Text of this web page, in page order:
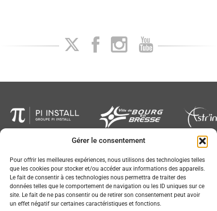
Gérer le consentement
Pour offrir les meilleures expériences, nous utilisons des technologies telles
que les cookies pour stocker et/ou accéder aux informations des appareils.
Le fait de consentir à ces technologies nous permettra de traiter des
données telles que le comportement de navigation ou les ID uniques sur ce
site. Le fait de ne pas consentir ou de retirer son consentement peut avoir
un effet négatif sur certaines caractéristiques et fonctions.
Newsletter